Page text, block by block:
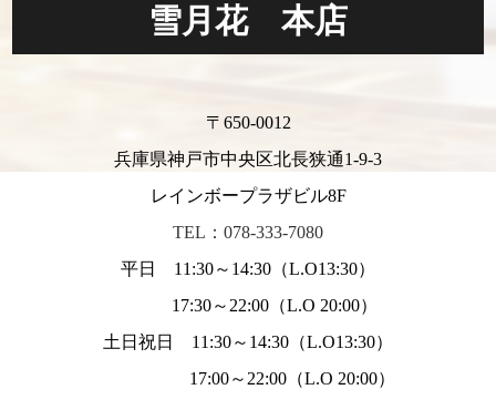
雪月花 本店
〒650-0012
兵庫県神戸市中央区北長狭通1-9-3
レインボープラザビル8F
TEL：078-333-7080
平日 11:30～14:30（L.O13:30）
17:30～22:00（L.O 20:00）
土日祝日 11:30～14:30（L.O13:30）
17:00～22:00（L.O 20:00）